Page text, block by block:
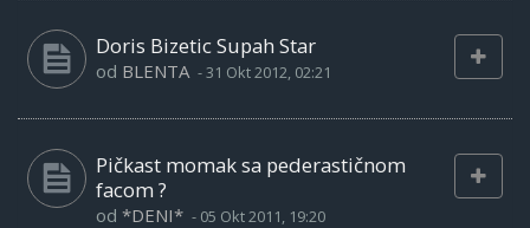
Doris Bizetic Supah Star
od BLENTA -31 Okt 2012, 02:21
Pičkast momak sa pederastičnom
facom ?
od *DENI* - 05 Okt 2011, 19:20